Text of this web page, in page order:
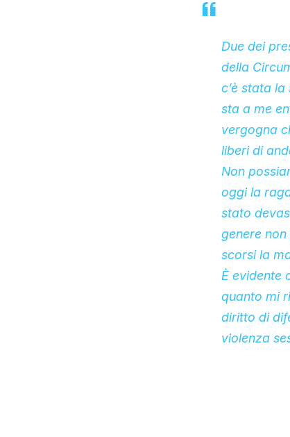
Due dei
della
c’è stata
sta a me
vergogna
liberi di
Non
oggi la
stato
genere
scorsi la
È evidente
quanto mi
diritto di
violenza